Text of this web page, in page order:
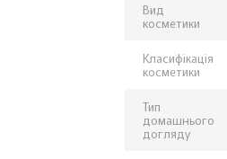
Вид
косметики
Класифікація
косметики
Тип
домашнього
догляду